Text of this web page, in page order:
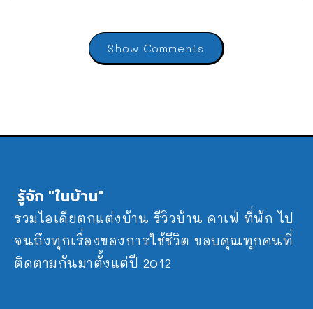
Show Comments
รู้จัก "ในบ้าน"
รวมไอเดียตกแต่งบ้าน รีวิวบ้าน คาเฟ่ ที่พัก ไป
จนถึงทุกเรื่องของการใช้ชีวิต ขอบคุณทุกคนที่
ติดตามกันมาตั้งแต่ปี 2012